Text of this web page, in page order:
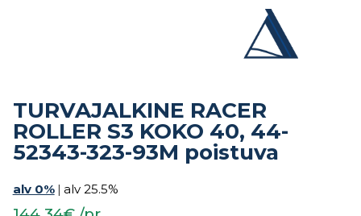
TURVAJALKINE RACER
ROLLER S3 KOKO 40, 44-
52343-323-93M poistuva
alv 0% | alv 25.5%